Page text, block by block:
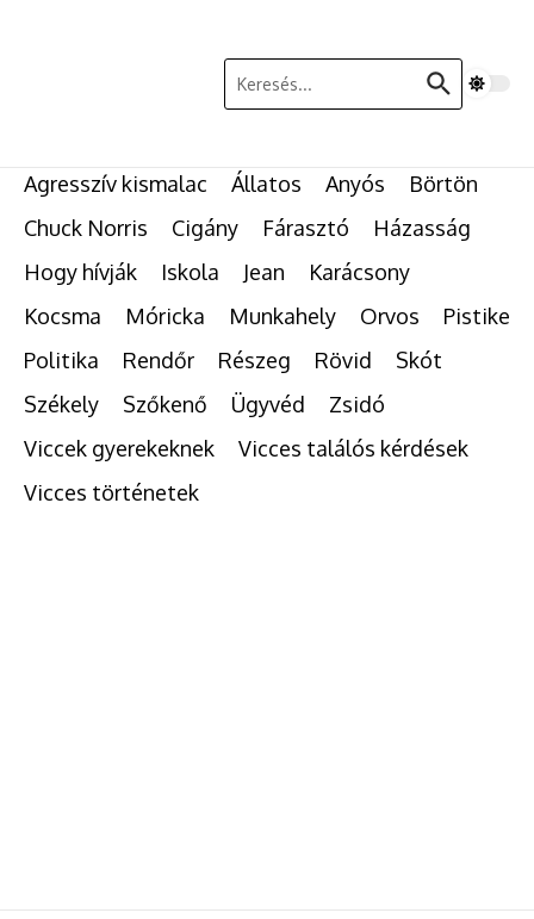
Keresés:
Agresszív kismalac Állatos Anyós
Börtön
Chuck Norris
Cigány Fárasztó
Házasság
Hogy hívják
Iskola Jean
Karácsony
Kocsma
Móricka Munkahely Orvos
Pistike
Politika
Rendőr Részeg Rövid
Skót
Székely
Szőkenő Ügyvéd
Zsidó
Viccek gyerekeknek
Vicces találós kérdések
Vicces történetek